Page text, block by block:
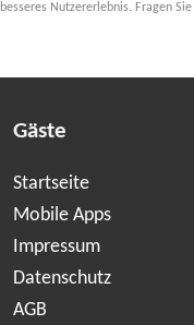
besseres Nutzererlebnis. Fragen
Gäste
Startseite
Mobile Apps
Impressum
Datenschutz
AGB